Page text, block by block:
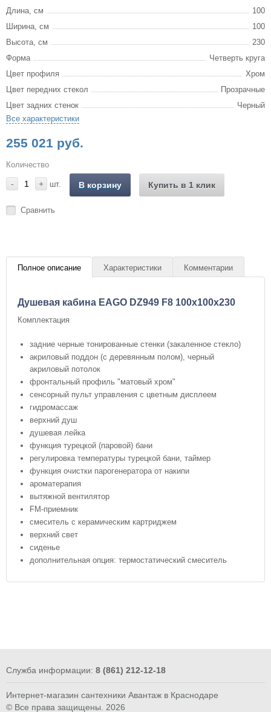
Длина, см
100
Ширина, см
100
Высота, см
230
Форма
Четверть круга
Цвет профиля
Хром
Цвет передних стекол
Прозрачные
Цвет задних стенок
Черный
Все характеристики
255 021 руб.
Количество
- + шт. В корзину Купить в 1 клик
Сравнить
Полное описание Характеристики Комментарии
Душевая кабина EAGO DZ949 F8 100х100х230
Комплектация
задние черные тонированные стенки (закаленное стекло)
акриловый поддон (с деревянным полом), черный
акриловый потолок
фронтальный профиль "матовый хром"
сенсорный пульт управления с цветным дисплеем
гидромассаж
верхний душ
душевая лейка
функция турецкой (паровой) бани
регулировка температуры турецкой бани, таймер
функция очистки парогенератора от накипи
ароматерапия
вытяжной вентилятор
FM-приемник
смеситель с керамическим картриджем
верхний свет
сиденье
дополнительная опция: термостатический смеситель
Служба информации: 8 (861) 212-12-18
Интернет-магазин сантехники Авантаж в Краснодаре
© Все права защищены. 2026